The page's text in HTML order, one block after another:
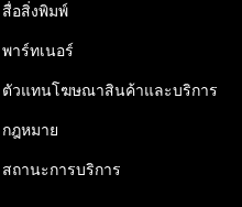
สื่อสิ่งพิมพ์
พาร์ทเนอร์
ตัวแทนโฆษณาสินค้าและบริการ
กฎหมาย
สถานะการบริการ